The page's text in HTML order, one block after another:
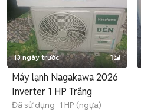
13 ngày trước 1
Máy lạnh Nagakawa 2026
Inverter 1 HP Trắng
Đã sử dụng 1 HP (ngựa)